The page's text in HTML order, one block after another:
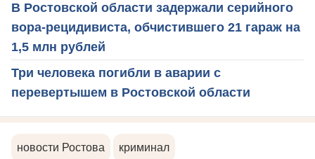
В Ростовской области задержали серийного
вора-рецидивиста, обчистившего 21 гараж на
1,5 млн рублей
Три человека погибли в аварии с
перевертышем в Ростовской области
новости Ростова криминал